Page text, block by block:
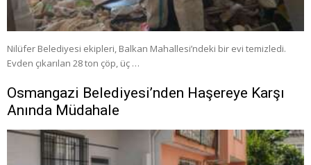
Nilüfer Belediyesi ekipleri, Balkan Mahallesi’ndeki bir evi temizledi.
Evden çıkarılan 28 ton çöp, üç …
Osmangazi Belediyesi’nden Haşereye Karşı
Anında Müdahale